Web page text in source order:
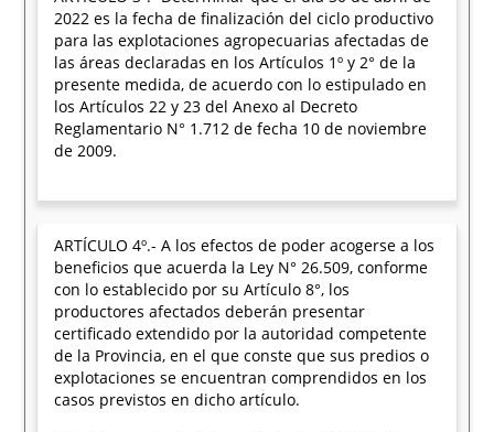
2022 es la fecha de finalización del ciclo productivo
para las explotaciones agropecuarias afectadas de
las áreas declaradas en los Artículos 1º y 2° de la
presente medida, de acuerdo con lo estipulado en
los Artículos 22 y 23 del Anexo al Decreto
Reglamentario N° 1.712 de fecha 10 de noviembre
de 2009.
ARTÍCULO 4º.- A los efectos de poder acogerse a los
beneficios que acuerda la Ley N° 26.509, conforme
con lo establecido por su Artículo 8°, los
productores afectados deberán presentar
certificado extendido por la autoridad competente
de la Provincia, en el que conste que sus predios o
explotaciones se encuentran comprendidos en los
casos previstos en dicho artículo.